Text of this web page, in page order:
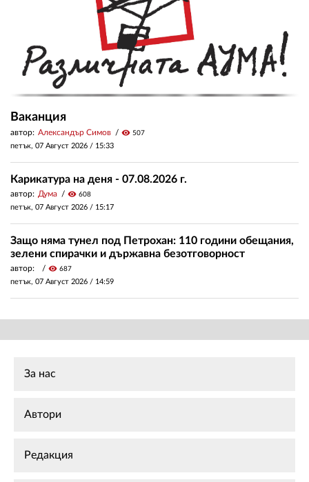
Ваканция
автор: Александър Симов visibility 507
петък, 07 Август 2026 / 15:33
Карикатура на деня - 07.08.2026 г.
автор: Дума visibility 608
петък, 07 Август 2026 / 15:17
Защо няма тунел под Петрохан: 110 години обещания,
зелени спирачки и държавна безотговорност
автор: visibility 687
петък, 07 Август 2026 / 14:59
За нас
Автори
Редакция